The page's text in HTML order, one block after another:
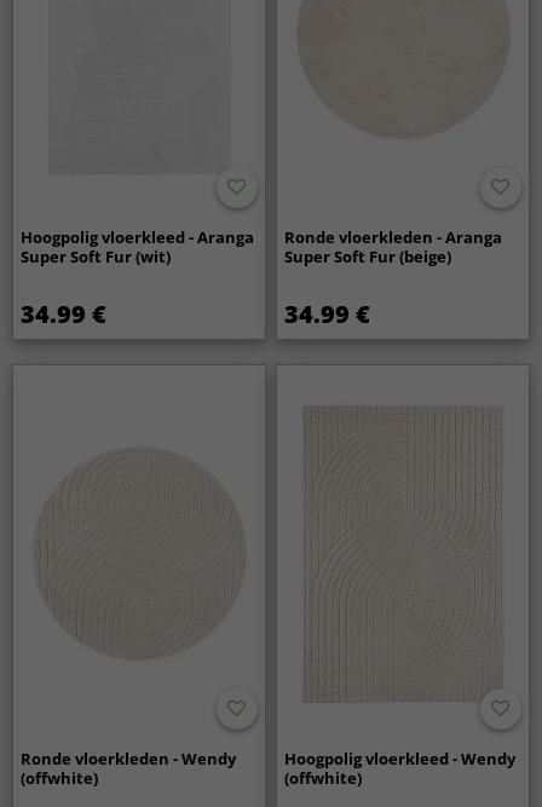
Hoogpolig vloerkleed - Aranga
Super Soft Fur (wit)
34.99 €
Ronde vloerkleden - Aranga
Super Soft Fur (beige)
34.99 €
Ronde vloerkleden - Wendy
(offwhite)
Hoogpolig vloerkleed - Wendy
(offwhite)